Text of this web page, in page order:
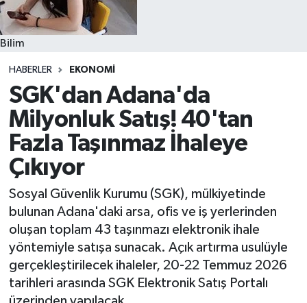
Bilim
HABERLER EKONOMI
SGK'dan Adana'da
Milyonluk Satış! 40'tan
Fazla Taşınmaz İhaleye
Çıkıyor
Sosyal Güvenlik Kurumu (SGK), mülkiyetinde
bulunan Adana'daki arsa, ofis ve iş yerlerinden
oluşan toplam 43 taşınmazı elektronik ihale
yöntemiyle satışa sunacak. Açık artırma usulüyle
gerçekleştirilecek ihaleler, 20-22 Temmuz 2026
tarihleri arasında SGK Elektronik Satış Portalı